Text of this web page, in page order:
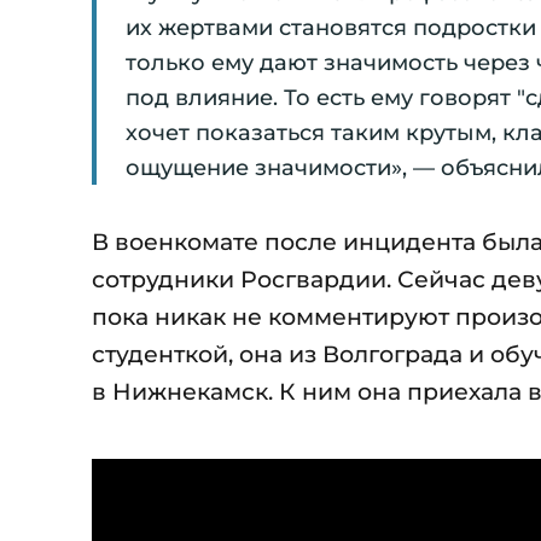
их жертвами становятся
только ему дают значимость
под влияние. То есть ему говорят
хочет показаться таким крутым,
ощущение значимости», —
В военкомате после инцидента
сотрудники Росгвардии. Сейчас
пока никак не комментируют
студенткой, она из Волгограда и
в Нижнекамск. К ним она приехала в